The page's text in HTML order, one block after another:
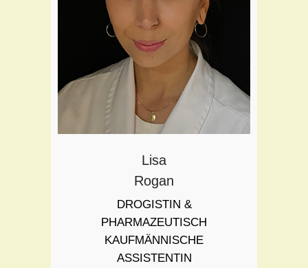
Freiwahlgestaltung
Warenwirtschaft
Lisa
Rogan
DROGISTIN &
PHARMAZEUTISCH
KAUFMÄNNISCHE
ASSISTENTIN